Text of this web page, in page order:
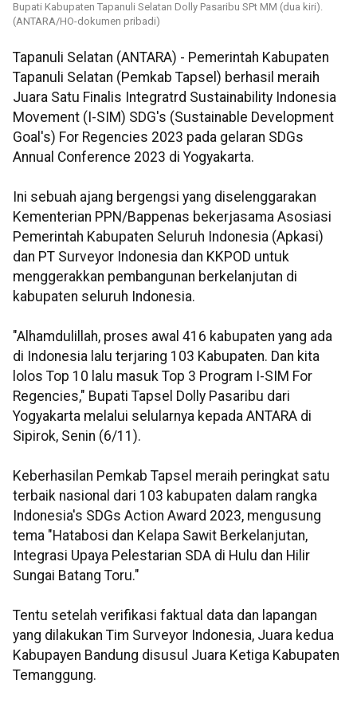
Bupati Kabupaten Tapanuli Selatan Dolly Pasaribu SPt MM (dua kiri).
(ANTARA/HO-dokumen pribadi)
Tapanuli Selatan (ANTARA) - Pemerintah Kabupaten
Tapanuli Selatan (Pemkab Tapsel) berhasil meraih
Juara Satu Finalis Integratrd Sustainability Indonesia
Movement (I-SIM) SDG's (Sustainable Development
Goal's) For Regencies 2023 pada gelaran SDGs
Annual Conference 2023 di Yogyakarta.
Ini sebuah ajang bergengsi yang diselenggarakan
Kementerian PPN/Bappenas bekerjasama Asosiasi
Pemerintah Kabupaten Seluruh Indonesia (Apkasi)
dan PT Surveyor Indonesia dan KKPOD untuk
menggerakkan pembangunan berkelanjutan di
kabupaten seluruh Indonesia.
"Alhamdulillah, proses awal 416 kabupaten yang ada
di Indonesia lalu terjaring 103 Kabupaten. Dan kita
lolos Top 10 lalu masuk Top 3 Program I-SIM For
Regencies," Bupati Tapsel Dolly Pasaribu dari
Yogyakarta melalui selularnya kepada ANTARA di
Sipirok, Senin (6/11).
Keberhasilan Pemkab Tapsel meraih peringkat satu
terbaik nasional dari 103 kabupaten dalam rangka
Indonesia's SDGs Action Award 2023, mengusung
tema "Hatabosi dan Kelapa Sawit Berkelanjutan,
Integrasi Upaya Pelestarian SDA di Hulu dan Hilir
Sungai Batang Toru."
Tentu setelah verifikasi faktual data dan lapangan
yang dilakukan Tim Surveyor Indonesia, Juara kedua
Kabupayen Bandung disusul Juara Ketiga Kabupaten
Temanggung.